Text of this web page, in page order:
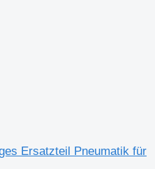
Ersatzteil Pneumatik für